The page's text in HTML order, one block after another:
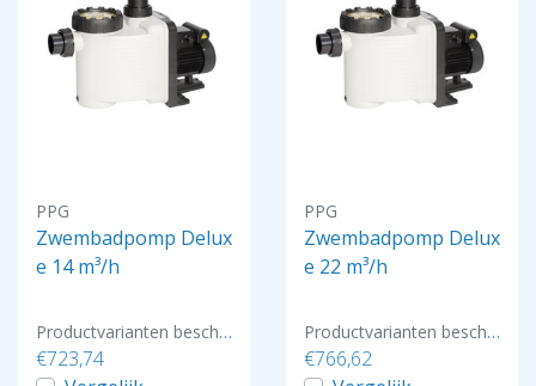
PPG
Zwembadpomp Delux
e 14 m³/h
Productvarianten beschikbaar
€723,74
PPG
Zwembadpomp Delux
e 22 m³/h
Productvarianten beschikbaar
€766,62